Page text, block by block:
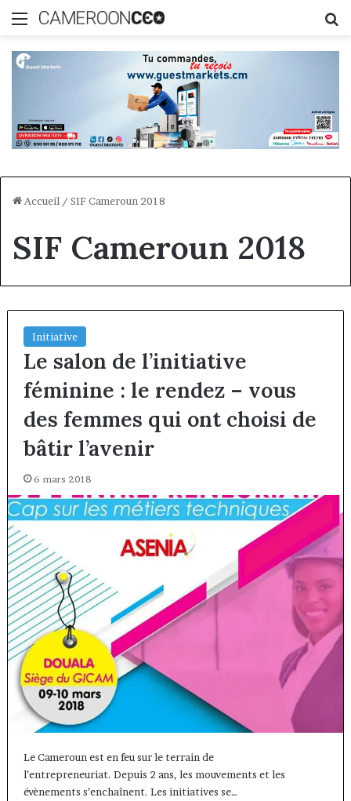
Menu
Accueil / SIF Cameroun 2018
SIF Cameroun 2018
Initiative
Le salon de l’initiative
féminine : le rendez – vous
des femmes qui ont choisi de
bâtir l’avenir
6 mars 2018
Le Cameroun est en feu sur le terrain de
l’entrepreneuriat. Depuis 2 ans, les mouvements et les
évènements s’enchaînent. Les initiatives se…